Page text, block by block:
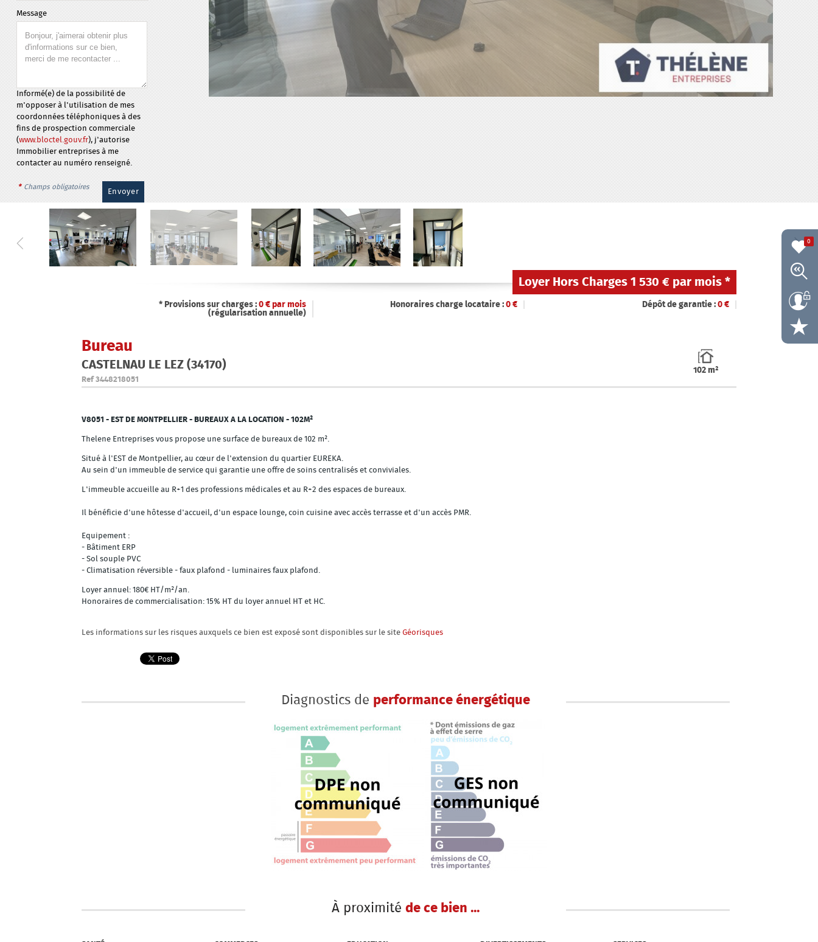
0
Message
Informé(e) de la possibilité de
m'opposer à l'utilisation de mes
coordonnées téléphoniques à des
fins de prospection commerciale
(www.bloctel.gouv.fr), j'autorise
Immobilier entreprises à me
contacter au numéro renseigné.
* Champs obligatoires
Loyer Hors Charges1 530 € par mois *
* Provisions sur charges : 0€ par mois
(régularisation annuelle)
Honoraires charge locataire : 0 € Dépôt de garantie : 0€
Bureau
CASTELNAU LE LEZ (34170)
Ref 3448218051
102 m²
V8051 - EST DE MONTPELLIER - BUREAUX A LA LOCATION - 102M²
Thelene Entreprises vous propose une surface de bureaux de 102 m².
Situé à l'EST de Montpellier, au cœur de l'extension du quartier EUREKA.
Au sein d'un immeuble de service qui garantie une offre de soins centralisés et conviviales.
L'immeuble accueille au R+1 des professions médicales et au R+2 des espaces de bureaux.
Il bénéficie d'une hôtesse d'accueil, d'un espace lounge, coin cuisine avec accès terrasse et d'un accès PMR.
Equipement :
- Bâtiment ERP
- Sol souple PVC
- Climatisation réversible - faux plafond - luminaires faux plafond.
Loyer annuel: 180€ HT/m²/an.
Honoraires de commercialisation: 15% HT du loyer annuel HT et HC.
Les informations sur les risques auxquels ce bien est exposé sont disponibles sur le siteGéorisques
Diagnostics de performance énergétique
À proximitéde ce bien ...